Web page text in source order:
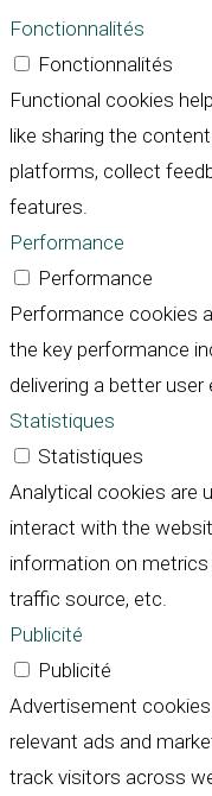
Fonctionnalités
Fonctionnalités
Functional cookies
like sharing the
platforms, collect
features.
Performance
Performance
Performance cookies
the key performance
delivering a better
Statistiques
Statistiques
Analytical cookies are
interact with the
information on
traffic source, etc.
Publicité
Publicité
Advertisement
relevant ads and
track visitors across